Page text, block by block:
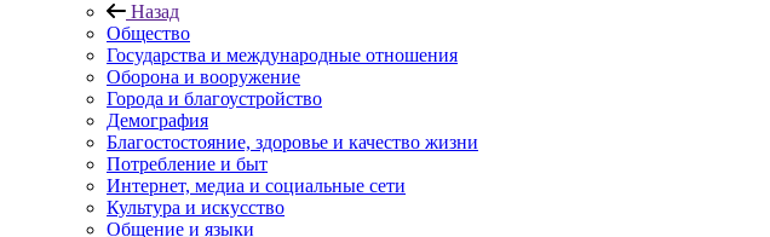
Назад
Общество
Государства и международные отношения
Оборона и вооружение
Города и благоустройство
Демография
Благостостояние, здоровье и качество жизни
Потребление и быт
Интернет, медиа и социальные сети
Культура и искусство
Общение и языки